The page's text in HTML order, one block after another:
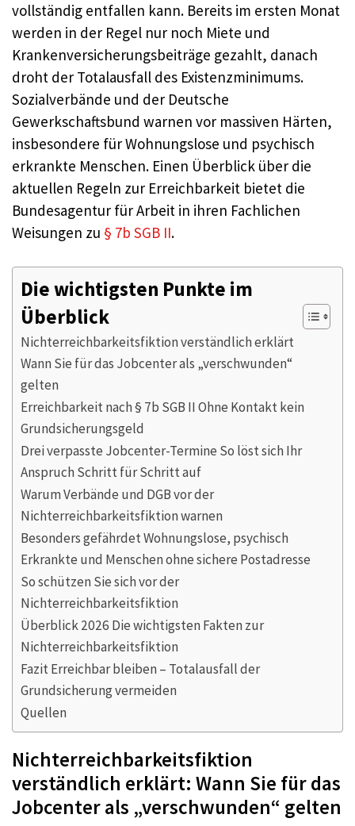
vollständig entfallen kann. Bereits im ersten Monat
werden in der Regel nur noch Miete und
Krankenversicherungsbeiträge gezahlt, danach
droht der Totalausfall des Existenzminimums.
Sozialverbände und der Deutsche
Gewerkschaftsbund warnen vor massiven Härten,
insbesondere für Wohnungslose und psychisch
erkrankte Menschen. Einen Überblick über die
aktuellen Regeln zur Erreichbarkeit bietet die
Bundesagentur für Arbeit in ihren Fachlichen
Weisungen zu § 7b SGB II.
Die wichtigsten Punkte im
Überblick
Nichterreichbarkeitsfiktion verständlich erklärt
Wann Sie für das Jobcenter als „verschwunden“
gelten
Erreichbarkeit nach § 7b SGB II Ohne Kontakt kein
Grundsicherungsgeld
Drei verpasste Jobcenter-Termine So löst sich Ihr
Anspruch Schritt für Schritt auf
Warum Verbände und DGB vor der
Nichterreichbarkeitsfiktion warnen
Besonders gefährdet Wohnungslose, psychisch
Erkrankte und Menschen ohne sichere Postadresse
So schützen Sie sich vor der
Nichterreichbarkeitsfiktion
Überblick 2026 Die wichtigsten Fakten zur
Nichterreichbarkeitsfiktion
Fazit Erreichbar bleiben – Totalausfall der
Grundsicherung vermeiden
Quellen
Nichterreichbarkeitsfiktion
verständlich erklärt: Wann Sie für das
Jobcenter als „verschwunden“ gelten